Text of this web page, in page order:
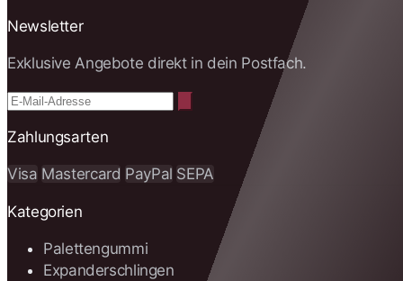
Newsletter
Exklusive Angebote direkt in dein Postfach.
Zahlungsarten
Visa Mastercard PayPal SEPA
Kategorien
Palettengummi
Expanderschlingen